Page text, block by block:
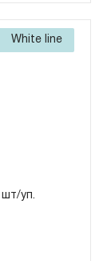
White line
шт/уп.